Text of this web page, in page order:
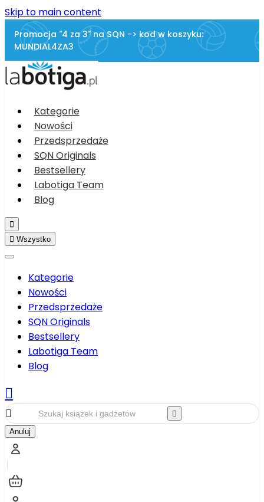
Skip to main content
Promocja "4 za 3" na SQN -> kod w koszyku:
MUNDIAL4ZA3
Kategorie
Nowości
Przedsprzedaże
SQN Originals
Bestsellery
Labotiga Team
Blog

 Wszystko
Kategorie
Nowości
Przedsprzedaże
SQN Originals
Bestsellery
Labotiga Team
Blog



Anuluj